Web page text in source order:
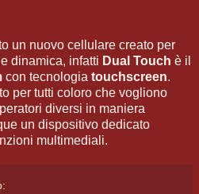
un nuovo cellulare creato per
dinamica, infatti Dual Touch è il
con tecnologia touchscreen.
per tutti coloro che vogliono
diversi in maniera
un dispositivo dedicato
multimediali.